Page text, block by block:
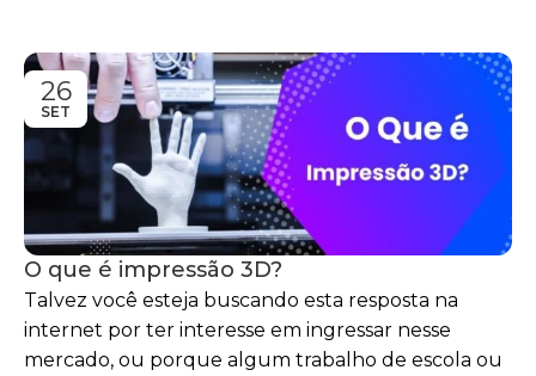
26
SET
O que é impressão 3D?
Talvez você esteja buscando esta resposta na
internet por ter interesse em ingressar nesse
mercado, ou porque algum trabalho de escola ou